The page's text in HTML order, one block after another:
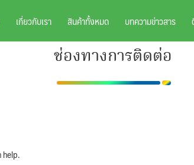
เกี่ยวกับเรา สินค้าทั้งหมด บทความข่าวสาร
ช่องทางการติดต่อ
help.